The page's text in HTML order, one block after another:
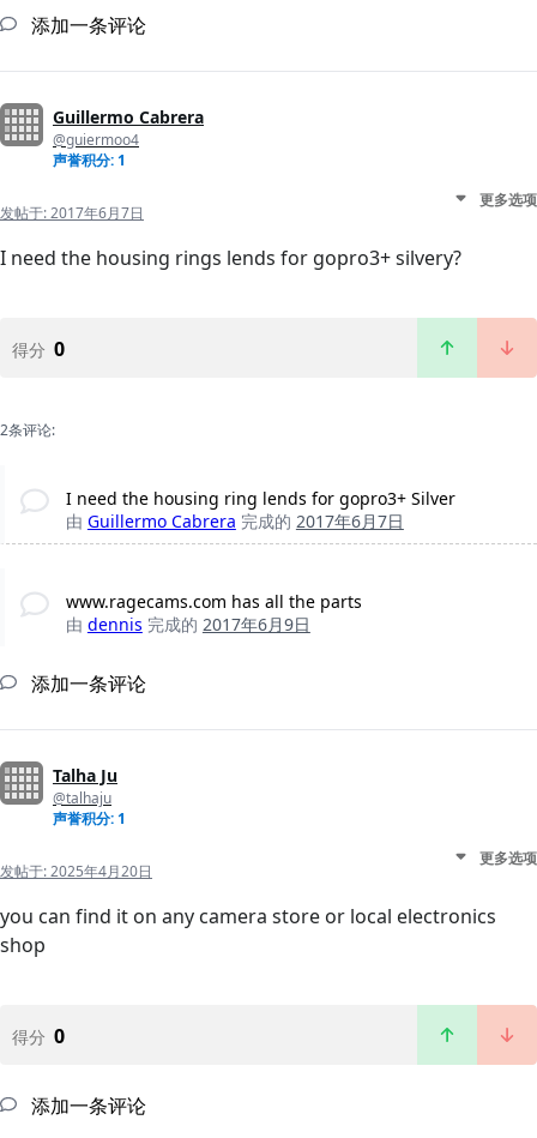
添加一条评论
Guillermo Cabrera
@guiermoo4
声誉积分: 1
发帖于:2017年6月7日
更多选项
I need the housing rings lends for gopro3+ silvery?
得分 0
2条评论:
I need the housing ring lends for gopro3+ Silver
由 Guillermo Cabrera 完成的 2017年6月7日
www.ragecams.com has all the parts
由 dennis 完成的 2017年6月9日
添加一条评论
Talha Ju
@talhaju
声誉积分: 1
发帖于:2025年4月20日
更多选项
you can find it on any camera store or local electronics
shop
得分 0
添加一条评论